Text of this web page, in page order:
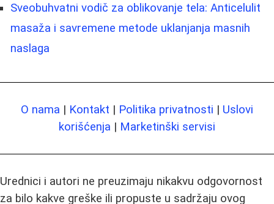
Sveobuhvatni vodič za oblikovanje tela: Anticelulit
masaža i savremene metode uklanjanja masnih
naslaga
O nama | Kontakt | Politika privatnosti | Uslovi
korišćenja | Marketinški servisi
Urednici i autori ne preuzimaju nikakvu odgovornost
za bilo kakve greške ili propuste u sadržaju ovog